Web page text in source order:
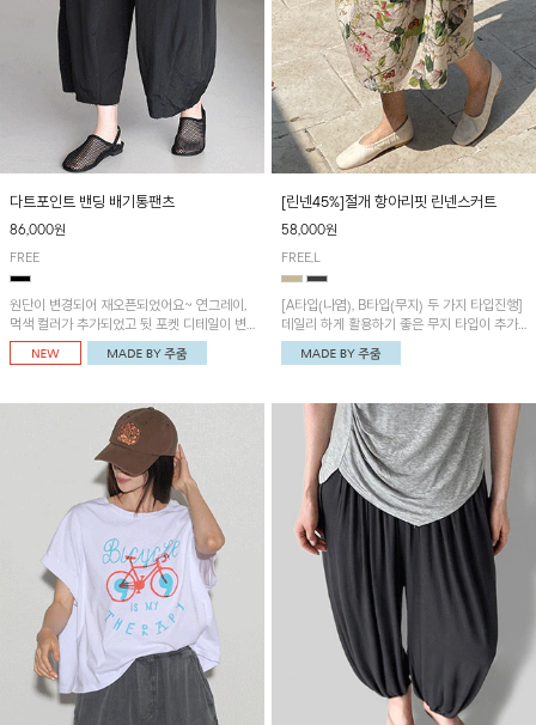
다트포인트 밴딩 배기통팬츠
86,000원
FREE
원단이 변경되어 재오픈되었어요~ 연그레이,
먹색 컬러가 추가되었고 뒷 포켓 디테일이 변
경되었습니다~가볍고 시원하게 착용되는 배
기통팬츠! 허리밴딩과 여유로운 통으로 편안해
[린넨45%]절개 항아리핏 린넨스커트
58,000원
FREE,L
[A타입(나염), B타입(무지) 두 가지 타입진행]
데일리 하게 활용하기 좋은 무지 타입이 추가
되었어요~ 볼륨감 있는 항아리핏 실루엣이 유
니크하며 포켓디테일이 POINT!